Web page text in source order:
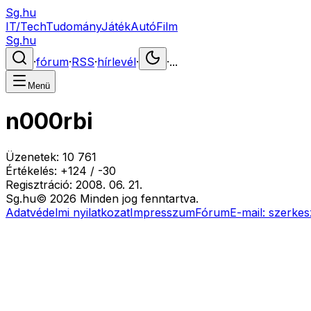
Sg.hu
IT/TechTudományJátékAutóFilm
Sg.hu
·fórum·RSS·hírlevél· ·...
Menü
n000rbi
Üzenetek: 10 761
Értékelés: +124 / -30
Regisztráció: 2008. 06. 21.
Sg.hu© 2026 Minden jog fenntartva.
Adatvédelmi nyilatkozatImpresszumFórumE-mail: